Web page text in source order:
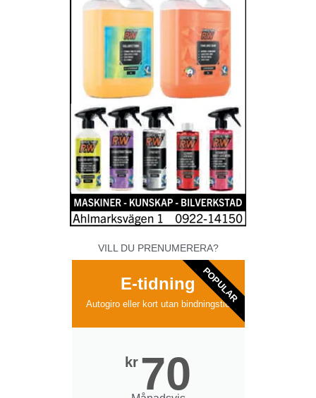
VILL DU PRENUMERERA?
E-tidning
Autogiro eller kort utan bindningstid
kr 70
POPULAR